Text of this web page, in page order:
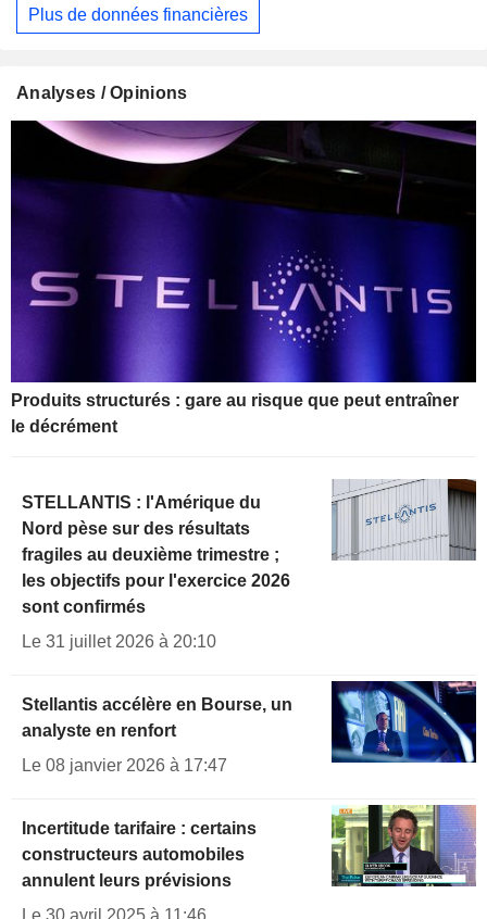
Plus de données financières
Analyses / Opinions
Produits structurés : gare au risque que peut entraîner
le décrément
STELLANTIS : l'Amérique du
Nord pèse sur des résultats
fragiles au deuxième trimestre ;
les objectifs pour l'exercice 2026
sont confirmés
Le 31 juillet 2026 à 20:10
Stellantis accélère en Bourse, un
analyste en renfort
Le 08 janvier 2026 à 17:47
Incertitude tarifaire : certains
constructeurs automobiles
annulent leurs prévisions